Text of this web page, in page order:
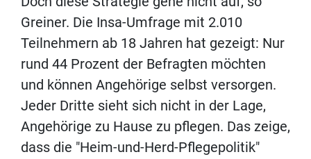
Greiner. Die Insa-Umfrage mit 2.010
Teilnehmern ab 18 Jahren hat gezeigt: Nur
rund 44 Prozent der Befragten möchten
und können Angehörige selbst versorgen.
Jeder Dritte sieht sich nicht in der Lage,
Angehörige zu Hause zu pflegen. Das zeige,
dass die "Heim-und-Herd-Pflegepolitik"